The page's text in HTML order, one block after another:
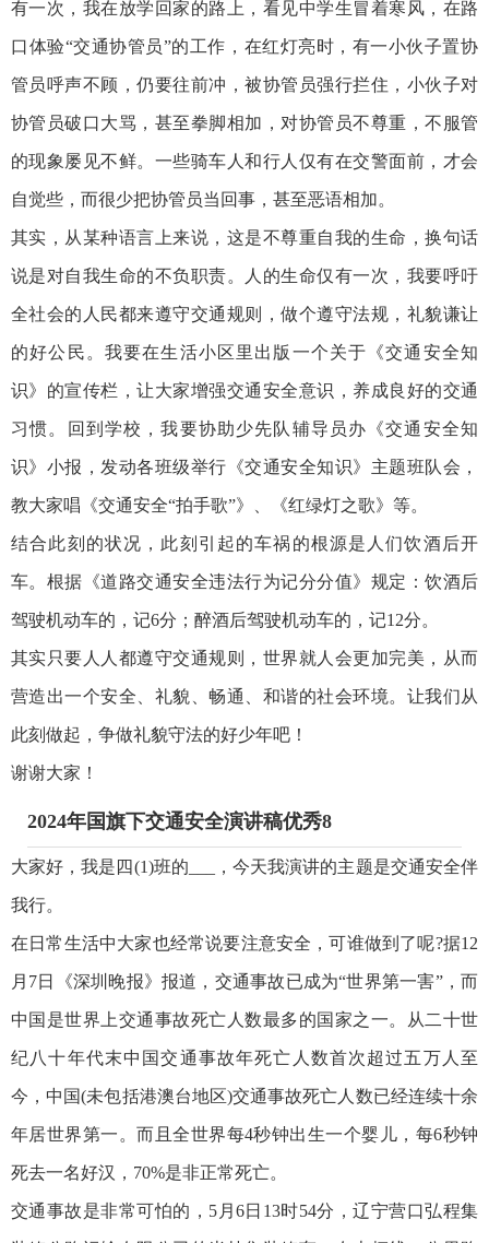
有一次，我在放学回家的路上，看见中学生冒着寒风，在路
口体验“交通协管员”的工作，在红灯亮时，有一小伙子置协
管员呼声不顾，仍要往前冲，被协管员强行拦住，小伙子对
协管员破口大骂，甚至拳脚相加，对协管员不尊重，不服管
的现象屡见不鲜。一些骑车人和行人仅有在交警面前，才会
自觉些，而很少把协管员当回事，甚至恶语相加。
其实，从某种语言上来说，这是不尊重自我的生命，换句话
说是对自我生命的不负职责。人的生命仅有一次，我要呼吁
全社会的人民都来遵守交通规则，做个遵守法规，礼貌谦让
的好公民。我要在生活小区里出版一个关于《交通安全知
识》的宣传栏，让大家增强交通安全意识，养成良好的交通
习惯。回到学校，我要协助少先队辅导员办《交通安全知
识》小报，发动各班级举行《交通安全知识》主题班队会，
教大家唱《交通安全“拍手歌”》、《红绿灯之歌》等。
结合此刻的状况，此刻引起的车祸的根源是人们饮酒后开
车。根据《道路交通安全违法行为记分分值》规定：饮酒后
驾驶机动车的，记6分；醉酒后驾驶机动车的，记12分。
其实只要人人都遵守交通规则，世界就人会更加完美，从而
营造出一个安全、礼貌、畅通、和谐的社会环境。让我们从
此刻做起，争做礼貌守法的好少年吧！
谢谢大家！
2024年国旗下交通安全演讲稿优秀8
大家好，我是四(1)班的___，今天我演讲的主题是交通安全伴
我行。
在日常生活中大家也经常说要注意安全，可谁做到了呢?据12
月7日《深圳晚报》报道，交通事故已成为“世界第一害”，而
中国是世界上交通事故死亡人数最多的国家之一。从二十世
纪八十年代末中国交通事故年死亡人数首次超过五万人至
今，中国(未包括港澳台地区)交通事故死亡人数已经连续十余
年居世界第一。而且全世界每4秒钟出生一个婴儿，每6秒钟
死去一名好汉，70%是非正常死亡。
交通事故是非常可怕的，5月6日13时54分，辽宁营口弘程集